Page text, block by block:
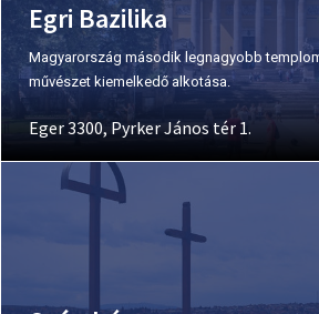
Egri Bazilika
Magyarország második legnagyobb
művészet kiemelkedő alkotása.
Eger 3300, Pyrker János tér 1.